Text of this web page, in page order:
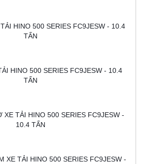
HINO 500 SERIES FC9JESW - 10.4
TẤN
HINO 500 SERIES FC9JESW - 10.4
TẤN
XE TẢI HINO 500 SERIES FC9JESW -
10.4 TẤN
XE TẢI HINO 500 SERIES FC9JESW -